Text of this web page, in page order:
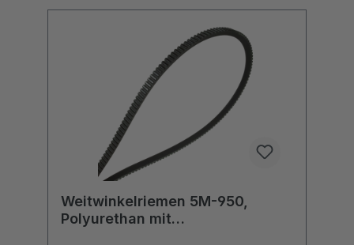
Weitwinkelriemen 5M-950,
Polyurethan mit